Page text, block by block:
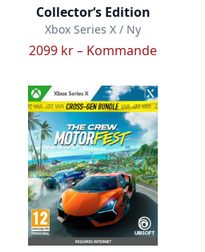
Collector‘s Edition
Xbox Series X / Ny
2099 kr – Kommande